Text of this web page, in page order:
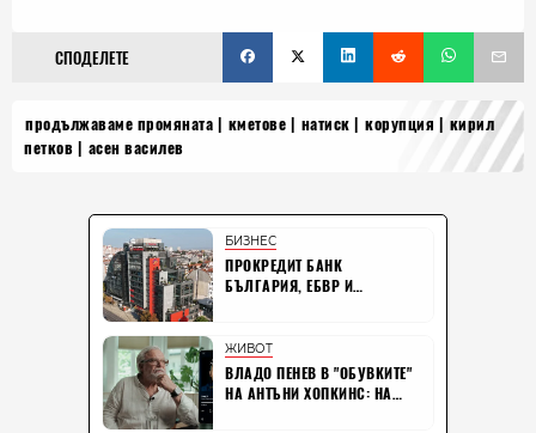
СПОДЕЛЕТЕ
продължаваме промяната кметове натиск корупция
кирил
петков
асен василев